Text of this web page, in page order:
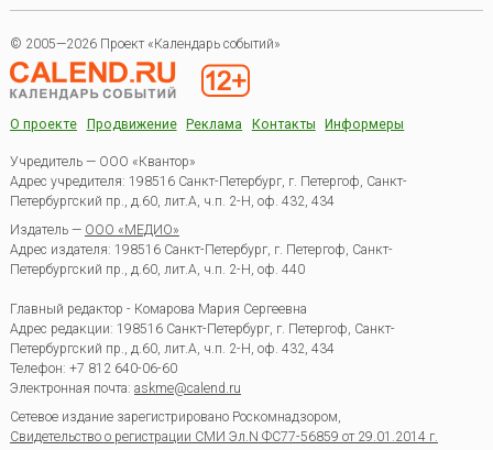
© 2005—2026 Проект «Календарь событий»
О проекте Продвижение Реклама Контакты Информеры
Учредитель — ООО «Квантор»
Адрес учредителя: 198516 Санкт-Петербург, г. Петергоф, Санкт-
Петербургский пр., д.60, лит.А, ч.п. 2-Н, оф. 432, 434
Издатель — ООО «МЕДИО»
Адрес издателя: 198516 Санкт-Петербург, г. Петергоф, Санкт-
Петербургский пр., д.60, лит.А, ч.п. 2-Н, оф. 440
Главный редактор - Комарова Мария Сергеевна
Адрес редакции: 198516 Санкт-Петербург, г. Петергоф, Санкт-
Петербургский пр., д.60, лит.А, ч.п. 2-Н, оф. 432, 434
Телефон: +7 812 640-06-60
Электронная почта: askme@calend.ru
Сетевое издание зарегистрировано Роскомнадзором,
Свидетельство о регистрации СМИ Эл.N ФС77-56859 от 29.01.2014 г.